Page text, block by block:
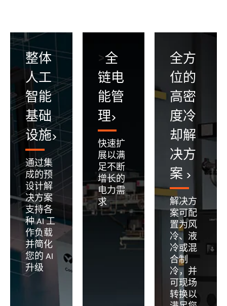
整体
人工
智能
基础
设施
通过集
成的预
设计解
决方案
支持各
种 AI 工
作负载
并简化
您的 AI
升级
>全
链电
能管
理
快速扩
展以满
足不断
增长的
电力需
求
全方
位的
高密
度冷
却解
决方
案
解决方
案可配
置为风
冷、液
冷或混
合制
冷，并
可现场
转换以